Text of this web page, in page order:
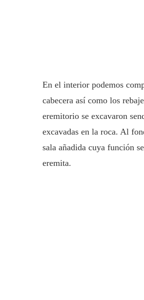
En el interior podemos
cabecera así como los
eremitorio se excavaron
excavadas en la roca. Al
sala añadida cuya función
eremita.